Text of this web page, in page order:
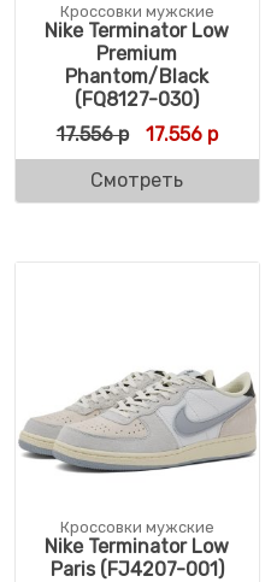
Кроссовки мужские
Nike Terminator Low
Premium
Phantom/Black
(FQ8127-030)
17.556р 17.556р
Смотреть
Кроссовки мужские
Nike Terminator Low
Paris (FJ4207-001)